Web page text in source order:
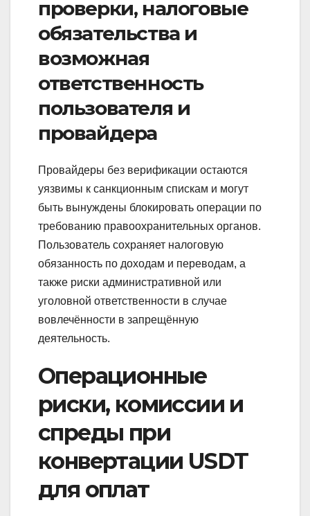
проверки, налоговые
обязательства и
возможная
ответственность
пользователя и
провайдера
Провайдеры без верификации остаются
уязвимы к санкционным спискам и могут
быть вынуждены блокировать операции по
требованию правоохранительных органов.
Пользователь сохраняет налоговую
обязанность по доходам и переводам, а
также риски административной или
уголовной ответственности в случае
вовлечённости в запрещённую
деятельность.
Операционные
риски, комиссии и
спреды при
конвертации USDT
для оплат